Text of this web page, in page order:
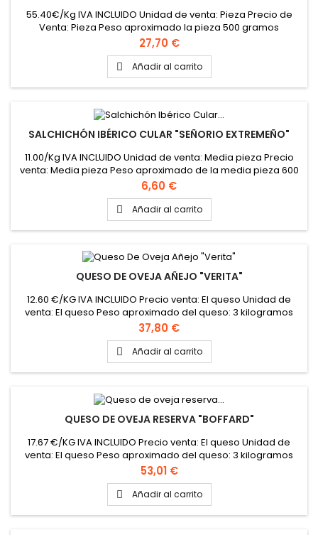
55.40€/Kg IVA INCLUIDO Unidad de venta: Pieza Precio de
Venta: Pieza Peso aproximado la pieza 500 gramos
Precio
27,70 €
 Añadir al carrito
SALCHICHÓN IBÉRICO CULAR "SEÑORIO EXTREMEÑO"
11.00/Kg IVA INCLUIDO Unidad de venta: Media pieza Precio
venta: Media pieza Peso aproximado de la media pieza 600
gramos
Precio
6,60 €
 Añadir al carrito
QUESO DE OVEJA AÑEJO "VERITA"
12.60 €/KG IVA INCLUIDO Precio venta: El queso Unidad de
venta: El queso Peso aproximado del queso: 3 kilogramos
Formato de la caja: 2 piezas
Precio
37,80 €
 Añadir al carrito
QUESO DE OVEJA RESERVA "BOFFARD"
17.67 €/KG IVA INCLUIDO Precio venta: El queso Unidad de
venta: El queso Peso aproximado del queso: 3 kilogramos
Queso viejo de leche cruda de oveja
Precio
53,01 €
 Añadir al carrito